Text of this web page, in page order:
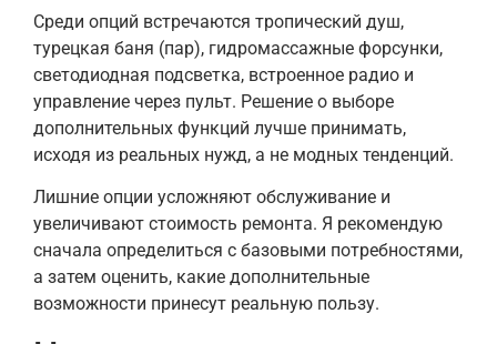
Среди опций встречаются тропический душ,
турецкая баня (пар), гидромассажные форсунки,
светодиодная подсветка, встроенное радио и
управление через пульт. Решение о выборе
дополнительных функций лучше принимать,
исходя из реальных нужд, а не модных тенденций.
Лишние опции усложняют обслуживание и
увеличивают стоимость ремонта. Я рекомендую
сначала определиться с базовыми потребностями,
а затем оценить, какие дополнительные
возможности принесут реальную пользу.